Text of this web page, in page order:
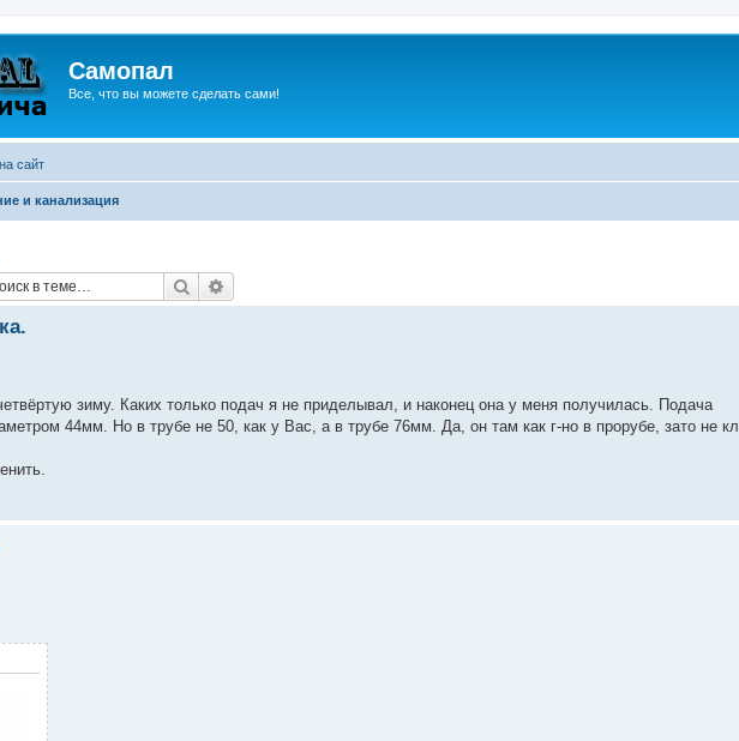
Самопал
Все, что вы можете сделать сами!
сайт
и канализация
Поиск
зиму. Каких только подач я не приделывал, и наконец она у меня получилась. Подача
44мм. Но в трубе не 50, как у Вас, а в трубе 76мм. Да, он там как г-но в прорубе, зато не